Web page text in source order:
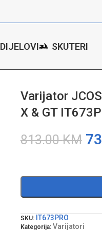
DIJELOVI SKUTERI
Varijator
X & GT
813.00KM
SKU: IT673PRO
Kategorija: Varijatori